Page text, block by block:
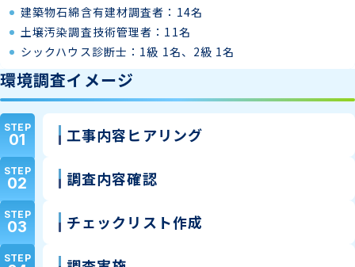
建築物石綿含有建材調査者：14名
土壌汚染調査技術管理者：11名
シックハウス診断士：1級 1名、2級 1名
環境調査イメージ
STEP
01 工事内容ヒアリング
STEP
02 調査内容確認
STEP
03 チェックリスト作成
STEP